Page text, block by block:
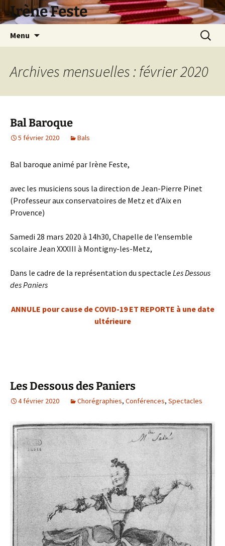
Aller
au Irène Feste
Menu
Archives mensuelles : février 2020
Bal Baroque
5 février 2020 Bals
Bal baroque animé par Irène Feste,
avec les musiciens sous la direction de Jean-Pierre Pinet
(Professeur aux conservatoires de Metz et d’Aix en
Provence)
Samedi 28 mars 2020 à 14h30, Chapelle de l’ensemble
scolaire Jean XXXIII à Montigny-les-Metz,
Dans le cadre de la représentation du spectacle Les Dessous
des Paniers
ANNULE pour cause de COVID-19 ET REPORTE à une date
ultérieure
Les Dessous des Paniers
4 février 2020 Chorégraphies, Conférences, Spectacles